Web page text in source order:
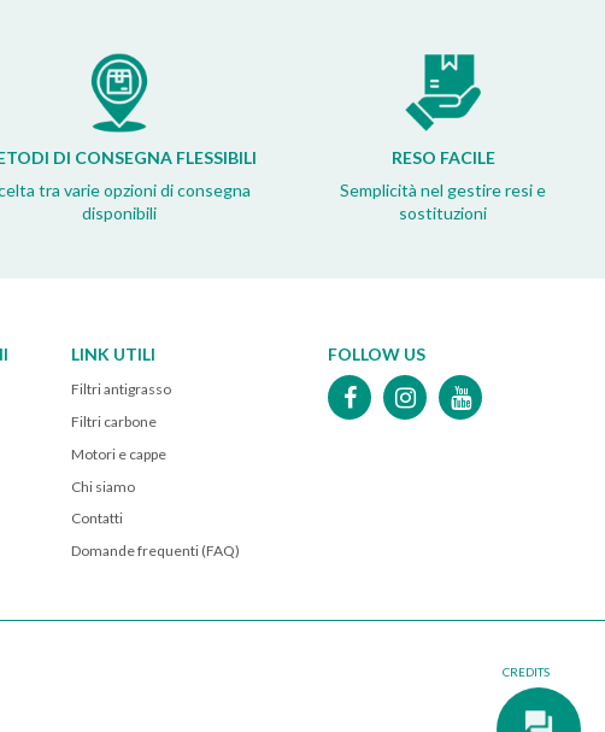
DI CONSEGNA FLESSIBILI
tra varie opzioni di consegna
disponibili
RESO FACILE
Semplicità nel gestire resi e
sostituzioni
LINK UTILI
Filtri antigrasso
Filtri carbone
Motori e cappe
Chi siamo
Contatti
Domande frequenti (FAQ)
FOLLOW US
CREDITS